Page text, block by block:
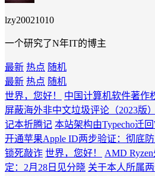
lzy20021010
一个研究了N年IT的博主
最新 热点 随机
最新 热点 随机
世界，您好！
中国计算机软件著作
屏蔽海外非中文垃圾评论（2023版）
记本折腾记 本站架构由Typecho迁回
开通苹果Apple ID两步验证：彻底
锁死敲诈 世界，您好！
AMD
定：2月28日见分晓 关于本人所属